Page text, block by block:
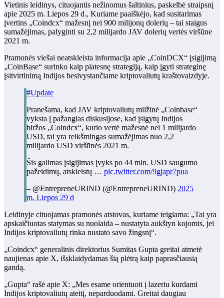
Vietinis leidinys, cituojantis nežinomus šaltinius, paskelbė straipsnį
apie 2025 m. Liepos 29 d., Kuriame paaiškėjo, kad susitarimas
įvertins „Coindcx“ mažesnį nei 900 milijonų dolerių – tai staigus
sumažėjimas, palyginti su 2,2 milijardo JAV dolerių vertės viršūne
2021 m.
Pramonės viešai neatskleista informacija apie „CoinDCX“ įsigijimą
„CoinBase“ surinko kaip platesnę strategiją, kaip įgyti strateginę
įsitvirtinimą Indijos besivystančiame kriptovaliutų kraštovaizdyje.
#Update
Pranešama, kad JAV kriptovaliutų milžinė „Coinbase“
vyksta į pažangias diskusijose, kad įsigytų Indijos
biržos „Coindcx“, kurio vertė mažesnė nei 1 milijardo
USD, tai yra reikšmingas sumažėjimas nuo 2,2
milijardo USD viršūnės 2021 m.
Šis galimas įsigijimas įvyks po 44 mln. USD saugumo
pažeidimų, atskleistų … pic.twitter.com/9gjapr7pua
– @EntrepreneURIND (@EntrepreneURIND) 2025
m. Liepos 29 d
Leidinyje cituojamas pramonės atstovas, kuriame teigiama: „Tai yra
apskaičiuotas statymas su nuolaida – nustatyta aukštyn kojomis, jei
Indijos kriptovaliutų rinka nustato savo žingsnį“.
„Coindcx“ generalinis direktorius Sumitas Gupta greitai atmetė
naujienas apie X, išsklaidydamas šią plėtrą kaip paprasčiausią
gandą.
„Gupta“ rašė apie X: „Mes esame orientuoti į lazeriu kurdami
Indijos kriptovaliutų ateitį, neparduodami. Greitai daugiau